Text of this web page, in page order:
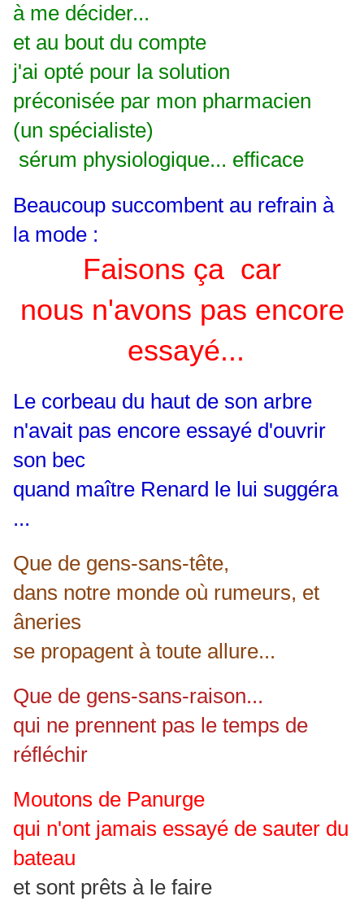
à me décider...
et au bout du compte
j'ai opté pour la solution
préconisée par mon pharmacien
(un spécialiste)
sérum physiologique... efficace
Beaucoup succombent au refrain à
la mode :
Faisons ça car
nous n'avons pas encore
essayé...
Le corbeau du haut de son arbre
n'avait pas encore essayé d'ouvrir
son bec
quand maître Renard le lui suggéra
...
Que de gens-sans-tête,
dans notre monde où rumeurs, et
âneries
se propagent à toute allure...
Que de gens-sans-raison...
qui ne prennent pas le temps de
réfléchir
Moutons de Panurge
qui n'ont jamais essayé de sauter du
bateau
et sont prêts à le faire